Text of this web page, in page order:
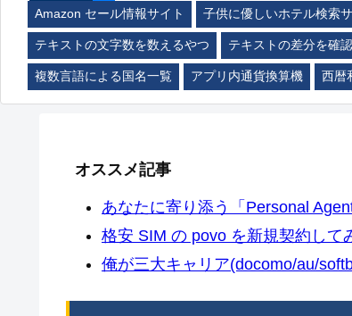
Amazon セール情報サイト 子供に優しいホテル検索
テキストの文字数を数えるやつ テキストの差分を確
複数言語による国名一覧 アプリ内通貨換算機 西暦
オススメ記事
あなたに寄り添う「Personal
格安 SIM の povo を新規契約して
俺が三大キャリア(docomo/au/